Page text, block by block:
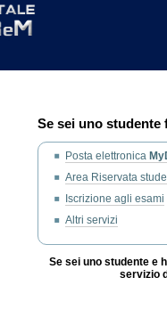
Se sei uno studente
Posta elettronica
Area Riservata
Iscrizione agli esami
Altri servizi
Se sei uno studente e
servizio